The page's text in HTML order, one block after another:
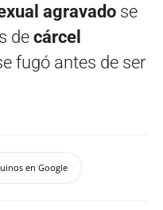
agravado se
de cárcel
fugó antes de ser
en Google